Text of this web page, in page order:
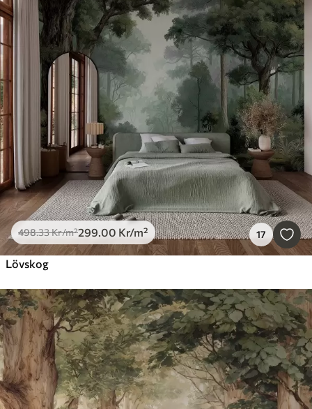
498.33Kr/m²299.00 Kr/m² 17
Lövskog